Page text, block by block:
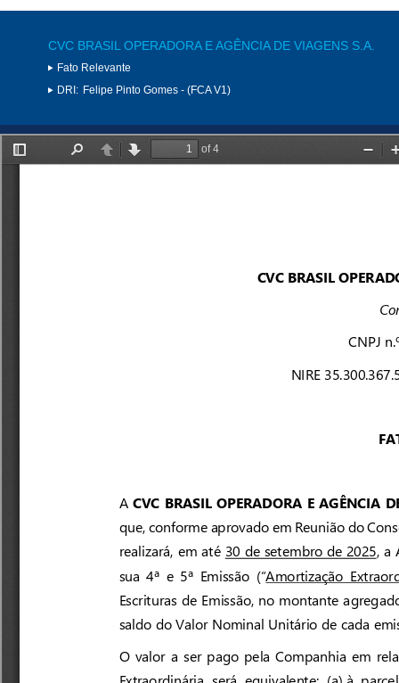
CVC BRASIL OPERADORA E AGÊNCIA DE VIAGENS S.A.
Fato Relevante
DRI: Felipe Pinto Gomes - (FCA V1)